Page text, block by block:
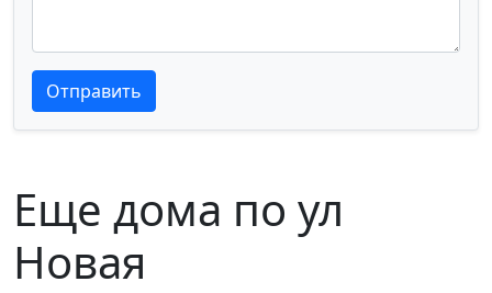
Текст отзыва
Текст отзыва
Отправить
Еще дома по ул
Новая